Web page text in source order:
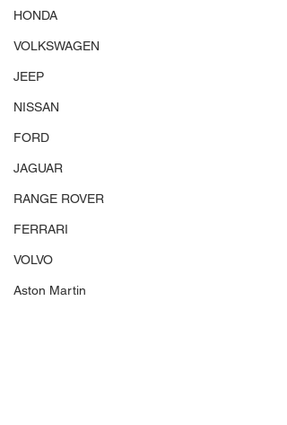
HONDA
VOLKSWAGEN
JEEP
NISSAN
FORD
JAGUAR
RANGE ROVER
FERRARI
VOLVO
Aston Martin